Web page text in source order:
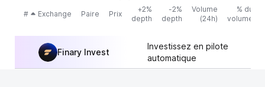
# Exchange Paire Prix
+2%
depth
-2%
depth
Volume
(24h)
% du
volume
Finary Invest
Investissez en pilote
automatique